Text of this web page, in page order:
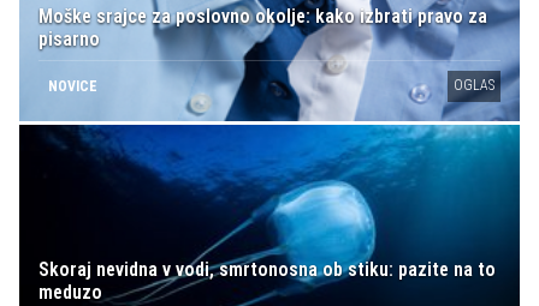
Moške srajce za poslovno okolje: kako izbrati pravo za
pisarno
NOVICE OGLAS
Skoraj nevidna v vodi, smrtonosna ob stiku: pazite na to
meduzo